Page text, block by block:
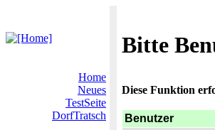
Bitte
Home
Neues
TestSeite
DorfTratsch
Diese Funktion
Benutzer